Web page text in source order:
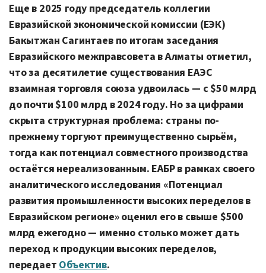
Еще в 2025 году председатель коллегии
Евразийской экономической комиссии (ЕЭК)
Бакытжан Сагинтаев по итогам заседания
Евразийского межправсовета в Алматы отметил,
что за десятилетие существования ЕАЭС
взаимная торговля союза удвоилась — с $50 млрд
до почти $100 млрд в 2024 году. Но за цифрами
скрыта структурная проблема: страны по-
прежнему торгуют преимущественно сырьём,
тогда как потенциал совместного производства
остаётся нереализованным. ЕАБР в рамках своего
аналитического исследования «Потенциал
развития промышленности высоких переделов в
Евразийском регионе» оценил его в свыше $500
млрд ежегодно — именно столько может дать
переход к продукции высоких переделов,
передает Объектив.